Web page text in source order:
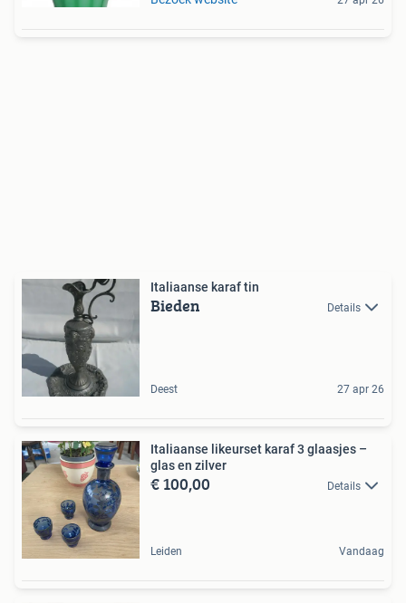
Italiaanse karaf tin
Bieden Details
Deest 27 apr 26
Italiaanse likeurset karaf 3 glaasjes –
glas en zilver
€ 100,00 Details
Leiden Vandaag